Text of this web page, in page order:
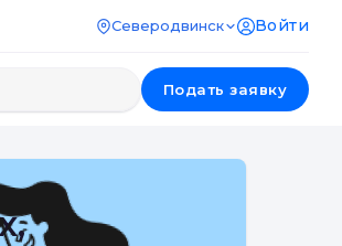
Северодвинск Войти
Подать заявку